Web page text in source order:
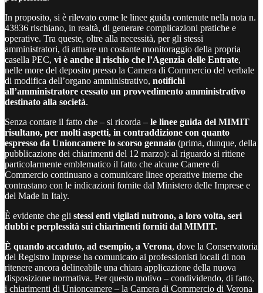
In proposito, si è rilevato come le linee guida contenute nella nota n.
43836 rischiano, in realtà, di generare complicazioni pratiche e
operative. Tra queste, oltre alla necessità, per gli stessi
amministratori, di attuare un costante monitoraggio della propria
casella PEC, vi è anche il rischio che l’Agenzia delle Entrate,
nelle more del deposito presso la Camera di Commercio del verbale
di modifica dell’organo amministrativo, notifichi
all’amministratore cessato un provvedimento amministrativo
destinato alla società.
Senza contare il fatto che – si ricorda – le linee guida del MIMIT
risultano, per molti aspetti, in contraddizione con quanto
espresso da Unioncamere lo scorso gennaio (prima, dunque, della
pubblicazione dei chiarimenti del 12 marzo): al riguardo si ritiene
particolarmente emblematico il fatto che alcune Camere di
Commercio continuano a comunicare linee operative interne che
contrastano con le indicazioni fornite dal Ministero delle Imprese e
del Made in Italy.
È evidente che gli stessi enti vigilati nutrono, a loro volta, seri
dubbi e perplessità sui chiarimenti forniti dal MIMIT.
È quando accaduto, ad esempio, a Verona, dove la Conservatoria
del Registro Imprese ha comunicato ai professionisti locali di non
ritenere ancora delineabile una chiara applicazione della nuova
disposizione normativa. Per questo motivo – condividendo, di fatto,
i chiarimenti di Unioncamere – la Camera di Commercio di Verona